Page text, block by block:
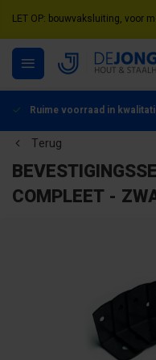
LET OP: bouwvaksluiting, voor
Ruime voorraad in
Terug
COMPLEET -